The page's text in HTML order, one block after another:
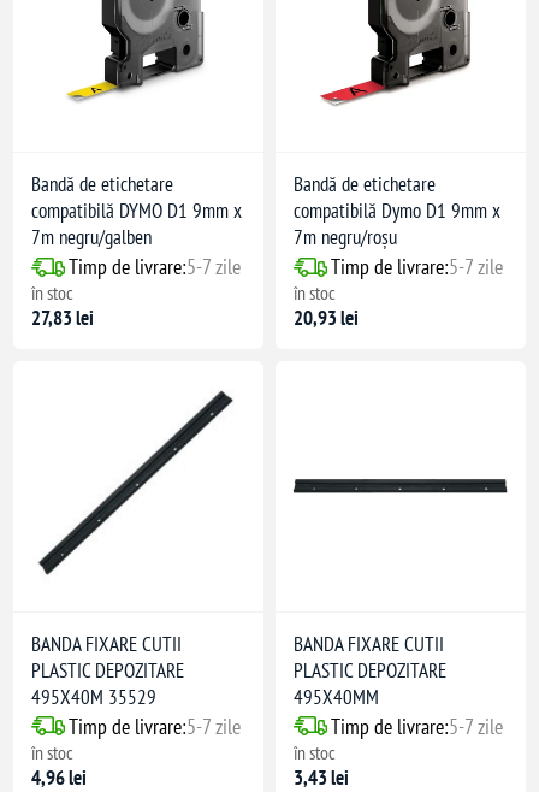
Bandă de etichetare
compatibilă DYMO D1 9mm x
7m negru/galben
Timp de livrare:5-7 zile
în stoc
27,83 lei
Bandă de etichetare
compatibilă Dymo D1 9mm x
7m negru/roșu
Timp de livrare:5-7 zile
în stoc
20,93 lei
BANDA FIXARE CUTII
PLASTIC DEPOZITARE
495X40M 35529
Timp de livrare:5-7 zile
în stoc
4,96 lei
BANDA FIXARE CUTII
PLASTIC DEPOZITARE
495X40MM
Timp de livrare:5-7 zile
în stoc
3,43 lei